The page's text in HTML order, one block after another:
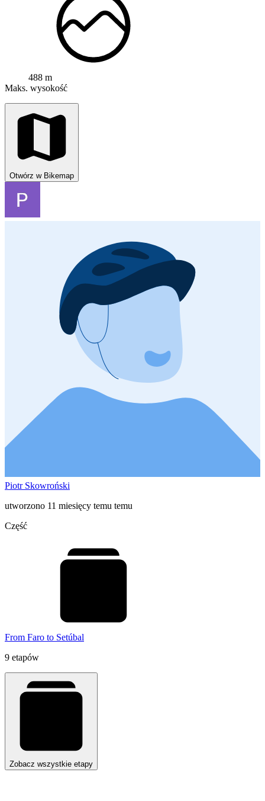
488 m
Maks. wysokość
Otwórz w Bikemap
Piotr Skowroński
utworzono 11 miesięcy temu temu
Część
From Faro to Setúbal
9 etapów
Zobacz wszystkie etapy